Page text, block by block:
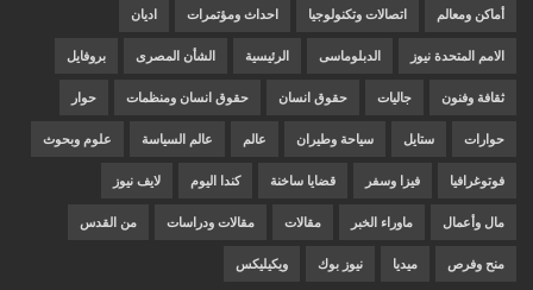
أماكن ومعالم اتصالات وتكنولوجيا احداث ومؤتمرات اديان
الامم المتحدة نيوز الدبلوماسى الرئيسية الشأن المصرى بروفايل
ثقافة وفنون جاليات حقوق انسان حقوق انسان ومنظمات حوار
حوارات ستايل سياحة وطيران عالم عالم السياسة علوم وبحوث
فوتوغرافيا فيزا وسفر قضايا ساخنة كندا اليوم لايف نيوز
مال وأعمال ماوراء الخبر مقالات مقالات ودراسات من القدس
منح وفرص ميديا نيوز بوك ويكيليكس